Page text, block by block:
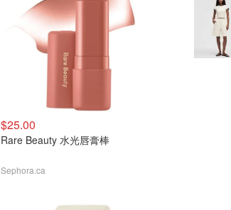
$25.00
Rare Beauty 水光唇膏棒
Sephora.ca